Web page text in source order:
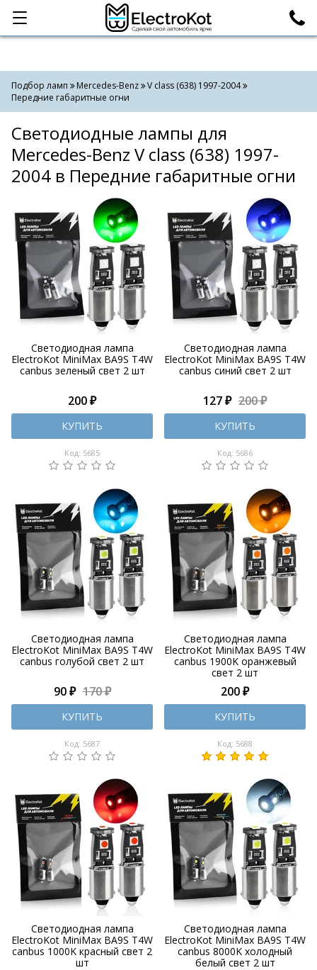
Категории Поиск
Подбор ламп Mercedes-Benz
V class (638) 1997-2004
Передние габаритные огни
Светодиодные лампы для
Mercedes-Benz V class (638) 1997-
2004 в Передние габаритные огни
Светодиодная лампа
ElectroKot MiniMax BA9S T4W
canbus зеленый свет 2 шт
200 ₽
КУПИТЬ
Код: 5685
Светодиодная лампа
ElectroKot MiniMax BA9S T4W
canbus синий свет 2 шт
127 ₽ 200 ₽
КУПИТЬ
Код: 5686
Светодиодная лампа
ElectroKot MiniMax BA9S T4W
canbus голубой свет 2 шт
90 ₽ 170 ₽
КУПИТЬ
Код: 5687
Светодиодная лампа
ElectroKot MiniMax BA9S T4W
canbus 1900K оранжевый
свет 2 шт
200 ₽
КУПИТЬ
Код: 5688
Светодиодная лампа
ElectroKot MiniMax BA9S T4W
canbus 1000K красный свет 2
шт
Светодиодная лампа
ElectroKot MiniMax BA9S T4W
canbus 8000K холодный
белый свет 2 шт